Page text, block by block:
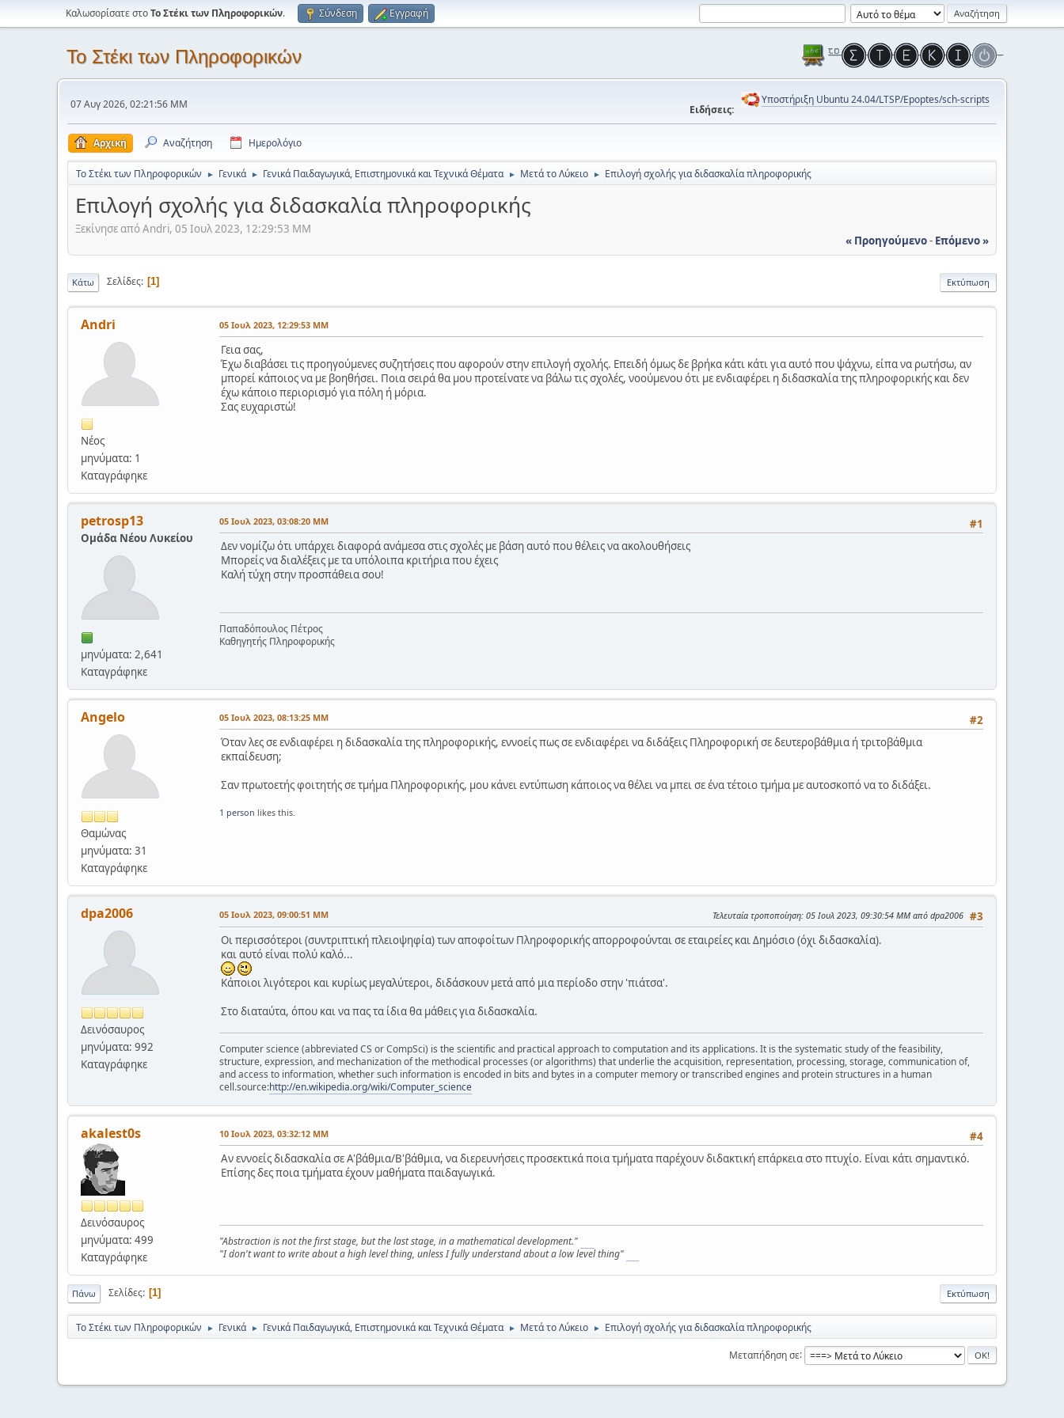
Καλωσορίσατε στοΤο Στέκι των Πληροφορικών. Σύνδεση Εγγραφή
Το Στέκι των Πληροφορικών
07 Αυγ 2026, 02:21:56 ΜΜ Ειδήσεις:
Υποστήριξη Ubuntu 24.04/LTSP/Epoptes/sch-scripts
Αρχική Αναζήτηση Ημερολόγιο
Το Στέκι των Πληροφορικών ► Γενικά ► Γενικά Παιδαγωγικά, Επιστημονικά και Τεχνικά Θέματα ► Μετά το Λύκειο ► Επιλογή σχολής για διδασκαλία πληροφορικής
Επιλογή σχολής για διδασκαλία πληροφορικής
Ξεκίνησε από Andri, 05 Ιουλ 2023, 12:29:53 ΜΜ
« Προηγούμενο- Επόμενο »
Εκτύπωση
Κάτω Σελίδες 1
Andri
Νέος
μηνύματα: 1
Καταγράφηκε
05 Ιουλ 2023, 12:29:53 ΜΜ
Γεια σας,
Έχω διαβάσει τις προηγούμενες συζητήσεις που αφορούν στην επιλογή σχολής. Επειδή όμως δε βρήκα κάτι κάτι για αυτό που ψάχνω, είπα να ρωτήσω, αν
μπορεί κάποιος να με βοηθήσει. Ποια σειρά θα μου προτείνατε να βάλω τις σχολές, νοούμενου ότι με ενδιαφέρει η διδασκαλία της πληροφορικής και δεν
έχω κάποιο περιορισμό για πόλη ή μόρια.
Σας ευχαριστώ!
petrosp13
Ομάδα Νέου Λυκείου
μηνύματα: 2,641
Καταγράφηκε
#1
05 Ιουλ 2023, 03:08:20 ΜΜ
Δεν νομίζω ότι υπάρχει διαφορά ανάμεσα στις σχολές με βάση αυτό που θέλεις να ακολουθήσεις
Μπορείς να διαλέξεις με τα υπόλοιπα κριτήρια που έχεις
Καλή τύχη στην προσπάθεια σου!
Παπαδόπουλος Πέτρος
Καθηγητής Πληροφορικής
Angelo
Θαμώνας
μηνύματα: 31
Καταγράφηκε
#2
05 Ιουλ 2023, 08:13:25 ΜΜ
Όταν λες σε ενδιαφέρει η διδασκαλία της πληροφορικής, εννοείς πως σε ενδιαφέρει να διδάξεις Πληροφορική σε δευτεροβάθμια ή τριτοβάθμια
εκπαίδευση;
Σαν πρωτοετής φοιτητής σε τμήμα Πληροφορικής, μου κάνει εντύπωση κάποιος να θέλει να μπει σε ένα τέτοιο τμήμα με αυτοσκοπό να το διδάξει.
1 person likes this.
dpa2006
Δεινόσαυρος
μηνύματα: 992
Καταγράφηκε
#3
05 Ιουλ 2023, 09:00:51 ΜΜ Τελευταία τροποποίηση: 05 Ιουλ 2023, 09:30:54 ΜΜ από dpa2006
Οι περισσότεροι (συντριπτική πλειοψηφία) των αποφοίτων Πληροφορικής απορροφούνται σε εταιρείες και Δημόσιο (όχι διδασκαλία).
και αυτό είναι πολύ καλό...
Κάποιοι λιγότεροι και κυρίως μεγαλύτεροι, διδάσκουν μετά από μια περίοδο στην 'πιάτσα'.
Στο διαταύτα, όπου και να πας τα ίδια θα μάθεις για διδασκαλία.
Computer science (abbreviated CS or CompSci) is the scientific and practical approach to computation and its applications. It is the systematic study of the feasibility,
structure, expression, and mechanization of the methodical processes (or algorithms) that underlie the acquisition, representation, processing, storage, communication of,
and access to information, whether such information is encoded in bits and bytes in a computer memory or transcribed engines and protein structures in a human
cell.source:http://en.wikipedia.org/wiki/Computer_science
akalest0s
Δεινόσαυρος
μηνύματα: 499
Καταγράφηκε
#4
10 Ιουλ 2023, 03:32:12 ΜΜ
Αν εννοείς διδασκαλία σε Α'βάθμια/Β'βάθμια, να διερευνήσεις προσεκτικά ποια τμήματα παρέχουν διδακτική επάρκεια στο πτυχίο. Είναι κάτι σημαντικό.
Επίσης δες ποια τμήματα έχουν μαθήματα παιδαγωγικά.
"Abstraction is not the first stage, but the last stage, in a mathematical development."
"I don't want to write about a high level thing, unless I fully understand about a low level thing"
Εκτύπωση
Πάνω Σελίδες 1
Το Στέκι των Πληροφορικών ► Γενικά ► Γενικά Παιδαγωγικά, Επιστημονικά και Τεχνικά Θέματα ► Μετά το Λύκειο ► Επιλογή σχολής για διδασκαλία πληροφορικής
Μεταπήδηση σε